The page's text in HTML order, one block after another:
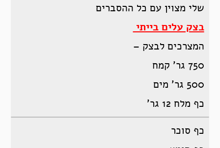
שלי מצוין עם כל ההסברים
בצק עלים בייתי
המצרכים לבצק –
750 גר’ קמח
500 גר’ מים
כף מלח 12 גר’
כף סוכר